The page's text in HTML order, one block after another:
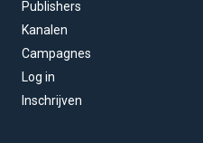
Publishers
Kanalen
Campagnes
Log in
Inschrijven